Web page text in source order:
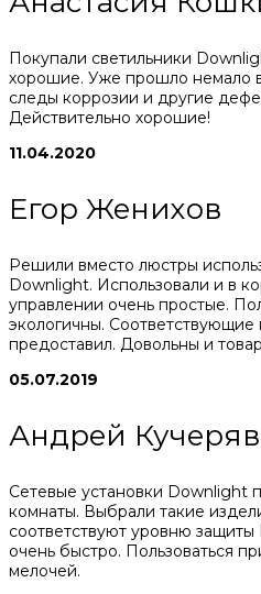
Покупали светильники
хорошие. Уже прошло немало
следы коррозии и другие
Действительно хорошие!
11.04.2020
Егор Женихов
Решили вместо люстры
Downlight. Использовали и в
управлении очень простые.
экологичны. Соответствующие
предоставил. Довольны и
05.07.2019
Андрей
Сетевые установки Downlight
комнаты. Выбрали такие
соответствуют уровню защиты
очень быстро. Пользоваться
мелочей.